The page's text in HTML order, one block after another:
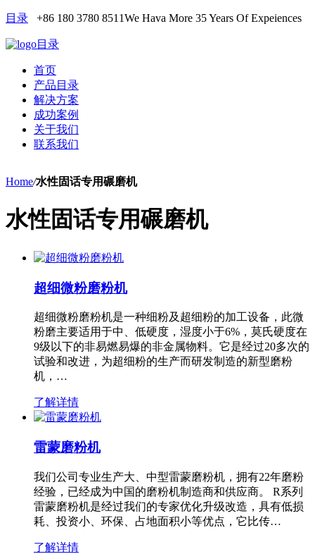
目录 +86 180 3780 8511We Hava More 35 Years Of Expeiences
目录
首页
产品目录
解决方案
成功案例
关于我们
联系我们
Home/水性固话专用碾磨机
水性固话专用碾磨机
超细微粉磨粉机
超细微粉磨粉机是一种细粉及超细粉的加工设备，此微
粉磨主要适用于中、低硬度，湿度小于6%，莫氏硬度在
9级以下的非易燃易爆的非金属物料。它是经过20多次的
试验和改进，为超细粉的生产而研发制造的新型磨粉
机，…
了解详情
雷蒙磨粉机
我们公司专业生产大、中型雷蒙磨粉机，拥有22年磨粉
经验，已经成为中国的磨粉机制造商和供应商。 R系列
雷蒙磨粉机是经过我们的专家优化升级改造，具有低损
耗、投资小、环保、占地面积小等优点，它比传…
了解详情